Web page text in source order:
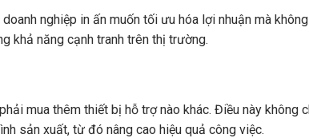
nghiệp in ấn muốn tối ưu hóa lợi nhuận mà
khả năng cạnh tranh trên thị trường.
mua thêm thiết bị hỗ trợ nào khác. Điều này không
sản xuất, từ đó nâng cao hiệu quả công việc.